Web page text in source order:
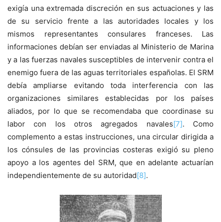
exigía una extremada discreción en sus actuaciones y las
de su servicio frente a las autoridades locales y los
mismos representantes consulares franceses. Las
informaciones debían ser enviadas al Ministerio de Marina
y a las fuerzas navales susceptibles de intervenir contra el
enemigo fuera de las aguas territoriales españolas. El SRM
debía ampliarse evitando toda interferencia con las
organizaciones similares establecidas por los países
aliados, por lo que se recomendaba que coordinase su
labor con los otros agregados navales[7]. Como
complemento a estas instrucciones, una circular dirigida a
los cónsules de las provincias costeras exigió su pleno
apoyo a los agentes del SRM, que en adelante actuarían
independientemente de su autoridad[8].